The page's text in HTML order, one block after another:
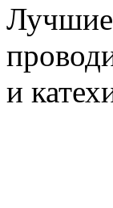
Лучшие
и